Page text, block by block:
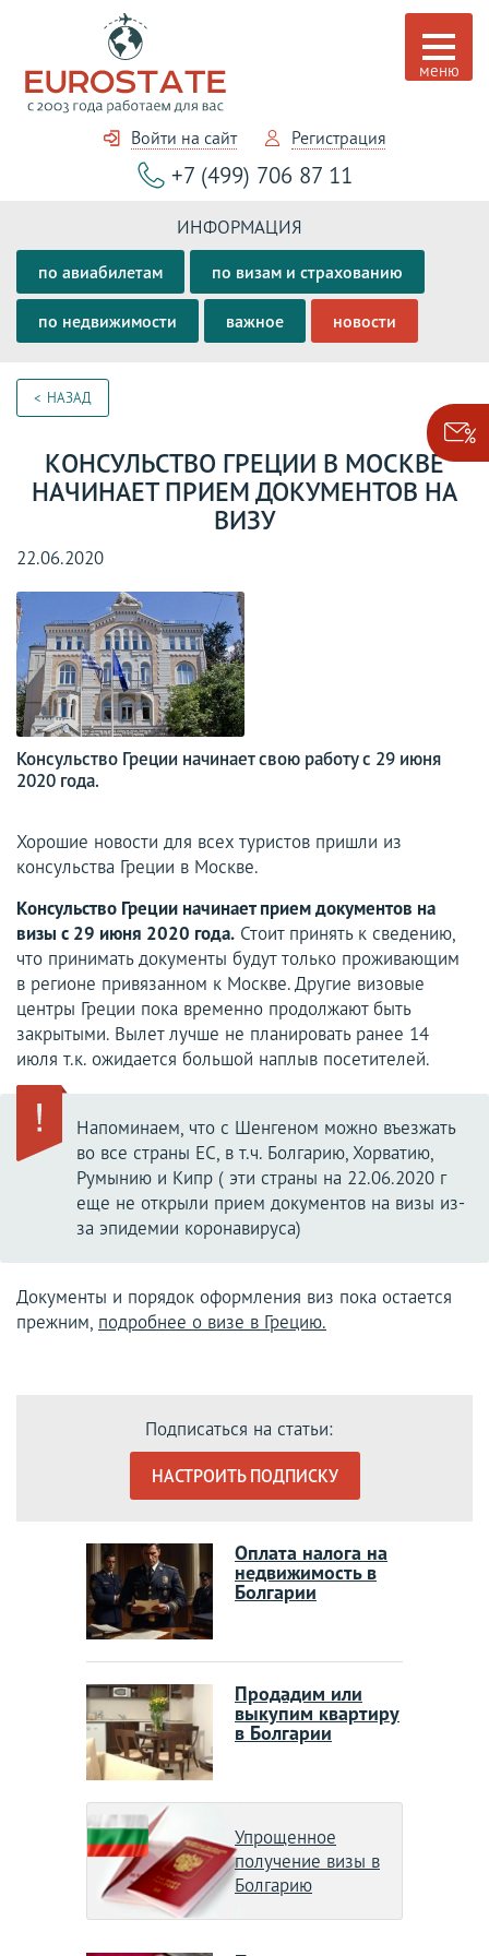
Войти на сайт Регистрация
+7 (499) 706 87 11
ИНФОРМАЦИЯ
по авиабилетам по визам и страхованию
по недвижимости важное новости
НАЗАД
КОНСУЛЬСТВО ГРЕЦИИ В МОСКВЕ
НАЧИНАЕТ ПРИЕМ ДОКУМЕНТОВ НА
ВИЗУ
22.06.2020
Консульство Греции начинает свою работу с 29 июня
2020 года.
Хорошие новости для всех туристов пришли из
консульства Греции в Москве.
Консульство Греции начинает прием документов на
визы с 29 июня 2020 года. Стоит принять к сведению,
что принимать документы будут только проживающим
в регионе привязанном к Москве. Другие визовые
центры Греции пока временно продолжают быть
закрытыми. Вылет лучше не планировать ранее 14
июля т.к. ожидается большой наплыв посетителей.
Напоминаем, что с Шенгеном можно въезжать
во все страны ЕС, в т.ч. Болгарию, Хорватию,
Румынию и Кипр ( эти страны на 22.06.2020 г
еще не открыли прием документов на визы из-
за эпидемии коронавируса)
Документы и порядок оформления виз пока остается
прежним, подробнее о визе в Грецию.
Подписаться на статьи:
НАСТРОИТЬ ПОДПИСКУ
Оплата налога на
недвижимость в
Болгарии
Продадим или
выкупим квартиру
в Болгарии
Упрощенное
получение визы в
Болгарию